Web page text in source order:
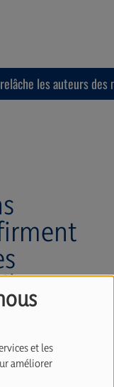
et les
améliorer
les auteurs des